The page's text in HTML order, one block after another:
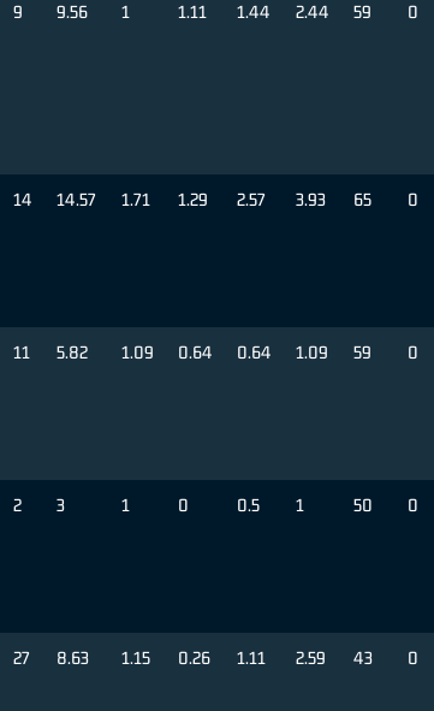
9 9.56 1 1.11 1.44 2.44 59 0
14 14.57 1.71 1.29 2.57 3.93 65 0
11 5.82 1.09 0.64 0.64 1.09 59 0
2 3 1 0 0.5 1 50 0
27 8.63 1.15 0.26 1.11 2.59 43 0